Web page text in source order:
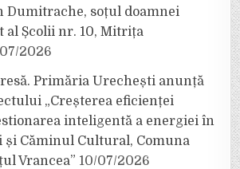
Dumitrache, soțul doamnei
al Școlii nr. 10, Mitrița
2026
Primăria Urechești anunță
„Creșterea eficienței
inteligentă a energiei în
și Căminul Cultural, Comuna
Vrancea” 10/07/2026